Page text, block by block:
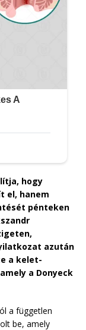
hogy
el, hanem
pénteken
azután
a kelet-
a Donyeck
a független
be, amely